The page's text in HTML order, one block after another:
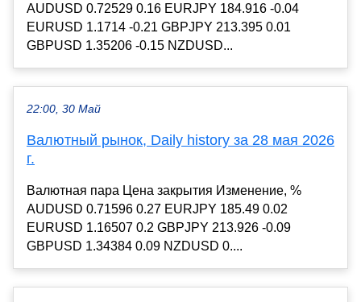
AUDUSD 0.72529 0.16 EURJPY 184.916 -0.04
EURUSD 1.1714 -0.21 GBPJPY 213.395 0.01
GBPUSD 1.35206 -0.15 NZDUSD...
22:00, 30 Май
Валютный рынок, Daily history за 28 мая 2026
г.
Валютная пара Цена закрытия Изменение, %
AUDUSD 0.71596 0.27 EURJPY 185.49 0.02
EURUSD 1.16507 0.2 GBPJPY 213.926 -0.09
GBPUSD 1.34384 0.09 NZDUSD 0....